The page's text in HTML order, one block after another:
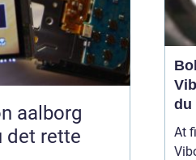
aalborg
det rette
du
At